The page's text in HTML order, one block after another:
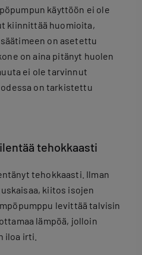
käyttöön ei ole
kiinnittää huomioita,
on asetettu
on aina pitänyt huolen
ei ole tarvinnut
on tarkistettu
tehokkaasti
tehokkaasti. Ilman
kiitos isojen
levittää talvisin
lämpöä, jolloin
iloa irti.